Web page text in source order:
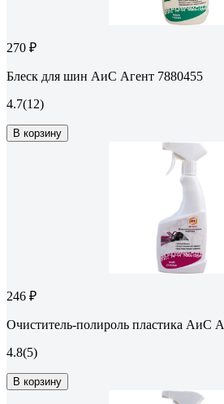
270 ₽
Блеск для шин АиС Агент 7880455
4.7(12)
В корзину
246 ₽
Очиститель-полироль пластика АиС
4.8(5)
В корзину